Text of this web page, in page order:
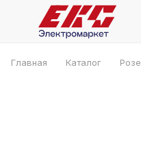
Главная Каталог